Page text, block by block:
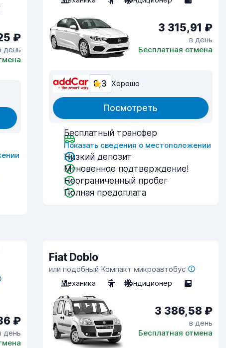
₽
день
3 315,91 ₽
в день
Бесплатная отмена
8,3 Хорошо
Посмотреть
Бесплатный трансфер
Показать сведения о местоположении
Низкий депозит
Мгновенное подтверждение!
Неограниченный пробег
Полная предоплата
₽
день
Fiat Doblo
или подобный Компакт микроавтобус
Механика
5 Кондиционер 5
3 386,58 ₽
в день
Бесплатная отмена